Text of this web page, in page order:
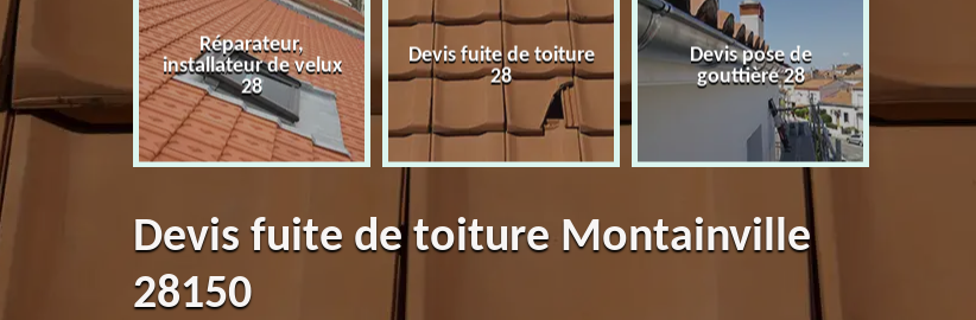
Réparateur,
installateur de velux
28
Devis fuite de toiture
28
Devis pose de
gouttière 28
Devis fuite de toiture Montainville
28150